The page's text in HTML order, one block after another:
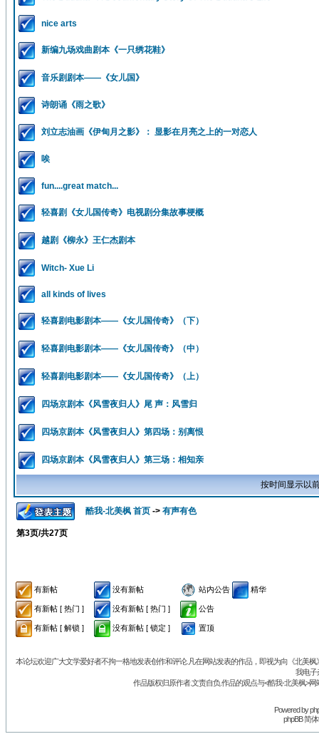
nice arts
新编九场戏曲剧本《一只绣花鞋》
音乐剧剧本——《女儿国》
诗朗诵《雨之歌》
刘立志油画《伊甸月之影》： 显影在月亮之上的一对恋人
唉
fun....great match...
轻喜剧《女儿国传奇》电视剧分集故事梗概
越剧《柳永》王仁杰剧本
Witch- Xue Li
all kinds of lives
轻喜剧电影剧本——《女儿国传奇》（下）
轻喜剧电影剧本——《女儿国传奇》（中）
轻喜剧电影剧本——《女儿国传奇》（上）
四场京剧本《风雪夜归人》尾 声：风雪归
四场京剧本《风雪夜归人》第四场：别离恨
四场京剧本《风雪夜归人》第三场：相知亲
按时间显示以
酷我-北美枫 首页 -> 有声有色
第3页/共27页
有新帖 没有新帖 站内公告 精华
有新帖 [ 热门 ] 没有新帖 [ 热门 ] 公告
有新帖 [ 解锁 ] 没有新帖 [ 锁定 ] 置顶
本论坛欢迎广大文学爱好者不拘一格地发表创作和评论.凡在网站发表的作品，即视为向《北美
我电子
作品版权归原作者.文责自负.作品的观点与<酷我-北美枫>
Powered by
phpBB 简